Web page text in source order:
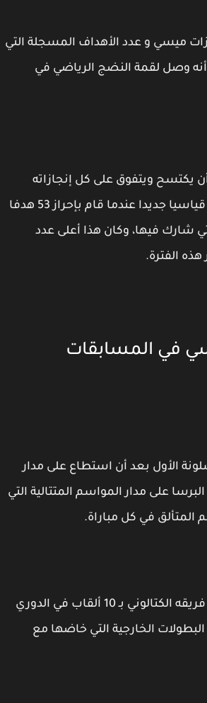
ميسي و عدد الأهداف المسجلة التي
وصل لقمة النضج الرياضي في
ويتفوق على كل إنجازاته
السابقة ويحقق رقما قياسيا جديدا عندما قام بإحراز 53 هدفا
فيها، وكان هذا أعلى عدد
الفترة.
في المسابقات
الأول بعد أن استطاع على مدار
على مدار المواسم المتتالية التي
في كل مباراة.
ساهم ميسي في فوز فريقه الكتالوني بـ 10 ألقاب في الدوري
الخارجية التي خاضها مع